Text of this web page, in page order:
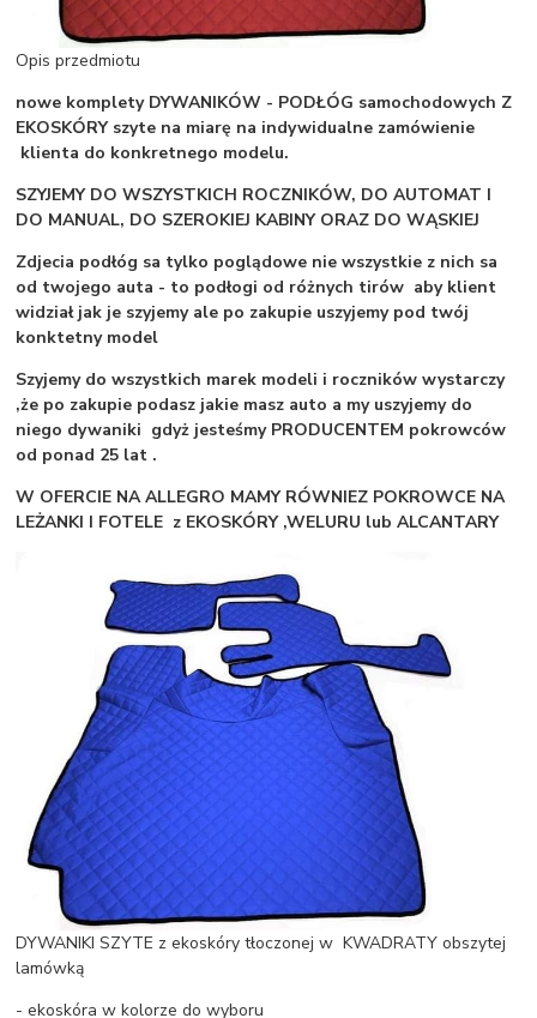
Opis przedmiotu
nowe komplety DYWANIKÓW - PODŁÓG samochodowych Z
EKOSKÓRY szyte na miarę na indywidualne zamówienie
klienta do konkretnego modelu.
SZYJEMY DO WSZYSTKICH ROCZNIKÓW, DO AUTOMAT I
DO MANUAL, DO SZEROKIEJ KABINY ORAZ DO WĄSKIEJ
Zdjecia podłóg sa tylko poglądowe nie wszystkie z nich sa
od twojego auta - to podłogi od różnych tirów aby klient
widział jak je szyjemy ale po zakupie uszyjemy pod twój
konktetny model
Szyjemy do wszystkich marek modeli i roczników wystarczy
,że po zakupie podasz jakie masz auto a my uszyjemy do
niego dywaniki gdyż jesteśmy PRODUCENTEM pokrowców
od ponad 25 lat .
W OFERCIE NA ALLEGRO MAMY RÓWNIEZ POKROWCE NA
LEŻANKI I FOTELE z EKOSKÓRY ,WELURU lub ALCANTARY
DYWANIKI SZYTE z ekoskóry tłoczonej w KWADRATY obszytej
lamówką
- ekoskóra w kolorze do wyboru